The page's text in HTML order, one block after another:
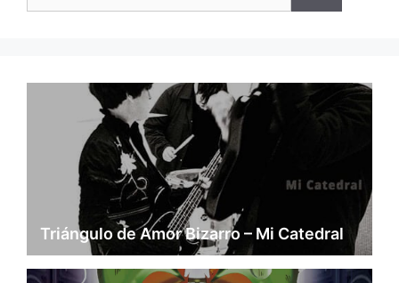
Triángulo de Amor Bizarro – Mi Catedral